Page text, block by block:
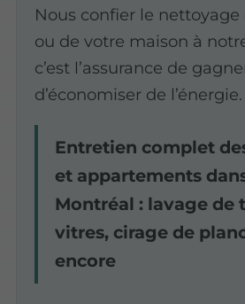
Nous confier le nettoyage
ou de votre maison à
c’est l’assurance de
d’économiser de l’énergie.
Entretien complet
et appartements
Montréal : lavage de
vitres, cirage de
encore